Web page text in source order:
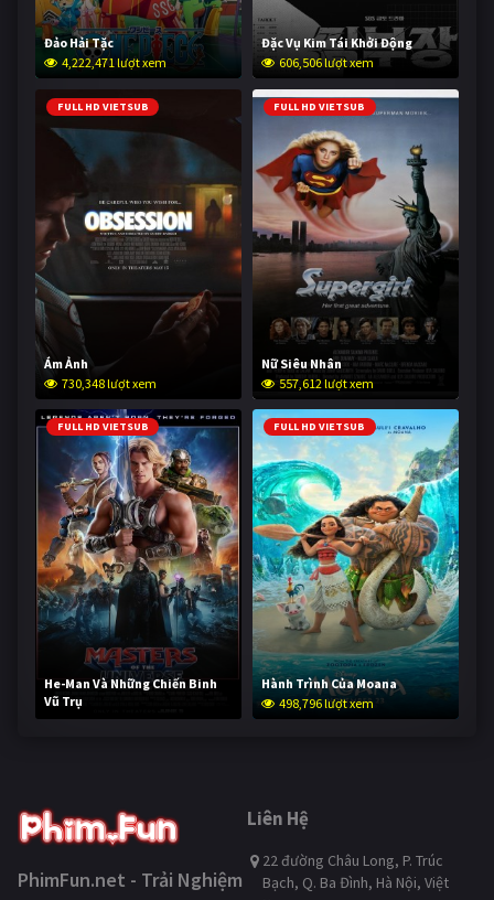
Đảo Hải Tặc
4,222,471 lượt xem
Đặc Vụ Kim Tái Khởi Động
606,506 lượt xem
FULL HD VIETSUB
Ám Ảnh
730,348 lượt xem
FULL HD VIETSUB
Nữ Siêu Nhân
557,612 lượt xem
FULL HD VIETSUB
He-Man Và Những Chiến Binh
Vũ Trụ
248,264 lượt xem
FULL HD VIETSUB
Hành Trình Của Moana
498,796 lượt xem
PhimFun.net - Trải Nghiệm
Liên Hệ
22 đường Châu Long, P. Trúc
Bạch, Q. Ba Đình, Hà Nội, Việt